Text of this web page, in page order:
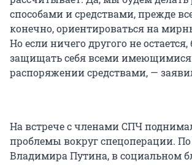
способами и средствами, прежде
конечно, ориентироваться на
Но если ничего другого не
защищать себя всеми
распоряжении средствами, —
На встрече с членами СПЧ
проблемы вокруг спецоперации.
Владимира Путина, в социальном